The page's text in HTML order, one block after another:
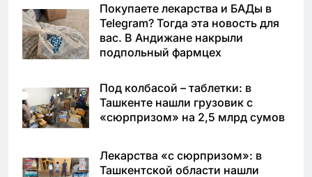
Покупаете лекарства и БАДы в
Telegram? Тогда эта новость для
вас. В Андижане накрыли
подпольный фармцех
Под колбасой – таблетки: в
Ташкенте нашли грузовик с
«сюрпризом» на 2,5 млрд сумов
Лекарства «с сюрпризом»: в
Ташкентской области нашли